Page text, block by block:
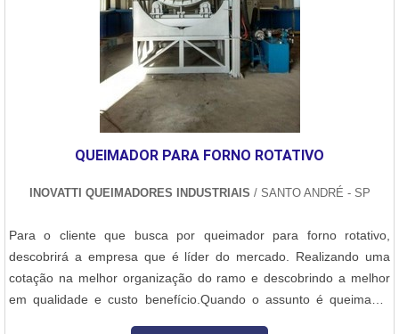
QUEIMADOR PARA FORNO ROTATIVO
INOVATTI QUEIMADORES INDUSTRIAIS / SANTO ANDRÉ - SP
Para o cliente que busca por queimador para forno rotativo,
descobrirá a empresa que é líder do mercado. Realizando uma
cotação na melhor organização do ramo e descobrindo a melhor
em qualidade e custo benefício.Quando o assunto é queimador